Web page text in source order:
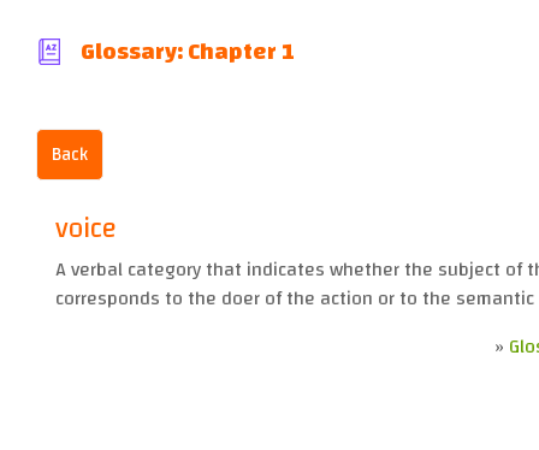
Glossary: Chapter 1
Back
voice
A verbal category that indicates whether the subject of
corresponds to the doer of the action or to the
»